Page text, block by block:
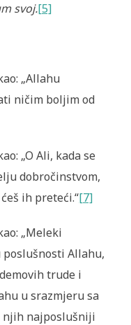
svoj.[5]
„Allahu
ničim boljim od
„O Ali, kada se
dobročinstvom,
ih preteći.“[7]
„Meleki
Allahu,
trude i
u srazmjeru sa
njih najposlušniji